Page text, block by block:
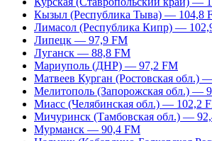
Кызыл (Республика Тыва) — 104,8
Лимасол (Республика Кипр) —
Липецк — 97,9 FM
Луганск — 88,8 FM
Мариуполь (ДНР) — 97,2 FM
Матвеев Курган (Ростовская обл.)
Мелитополь (Запорожская обл.) —
Миасс (Челябинская обл.) — 102,2
Мичуринск (Тамбовская обл.) —
Мурманск — 90,4 FM